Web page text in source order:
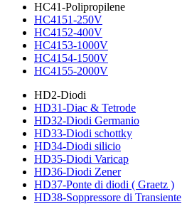
HC41-Polipropilene
HC4151-250V
HC4152-400V
HC4153-1000V
HC4154-1500V
HC4155-2000V
HD2-Diodi
HD31-Diac & Tetrode
HD32-Diodi Germanio
HD33-Diodi schottky
HD34-Diodi silicio
HD35-Diodi Varicap
HD36-Diodi Zener
HD37-Ponte di diodi ( Graetz )
HD38-Soppressore di Transiente